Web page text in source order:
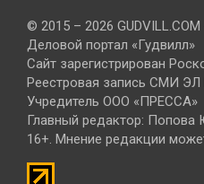
© 2015 – 2026
Деловой портал «Гудвилл»
Сайт зарегистрирован
Реестровая запись СМИ
Учредитель ООО «ПРЕССА»
Главный редактор: Попова
16+. Мнение редакции